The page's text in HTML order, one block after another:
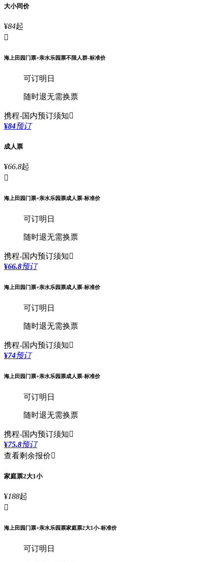
大小同价
¥84起

海上田园门票+亲水乐园票不限人群-标准价
可订明日
随时退无需换票
携程-国内预订须知
¥84预订
成人票
¥66.8起

海上田园门票+亲水乐园票成人票-标准价
可订明日
随时退无需换票
携程-国内预订须知
¥66.8预订
海上田园门票+亲水乐园票成人票-标准价
可订明日
随时退无需换票
携程-国内预订须知
¥74预订
海上田园门票+亲水乐园票成人票-标准价
可订明日
随时退无需换票
携程-国内预订须知
¥75.8预订
查看剩余报价
家庭票2大1小
¥188起

海上田园门票+亲水乐园票家庭票2大1小-标准价
可订明日